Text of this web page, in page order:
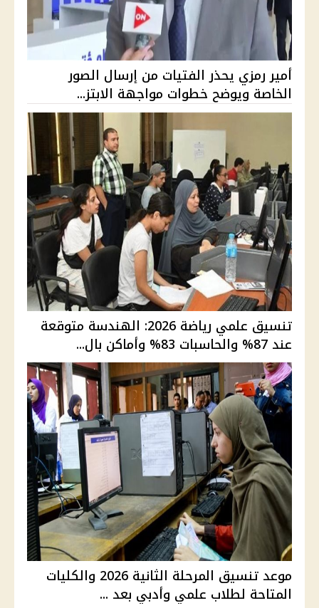
أمير رمزي يحذر الفتيات من إرسال الصور
الخاصة ويوضح خطوات مواجهة الابتز...
تنسيق علمي رياضة 2026: الهندسة متوقعة
عند 87% والحاسبات 83% وأماكن بال...
موعد تنسيق المرحلة الثانية 2026 والكليات
المتاحة لطلاب علمي وأدبي بعد ...